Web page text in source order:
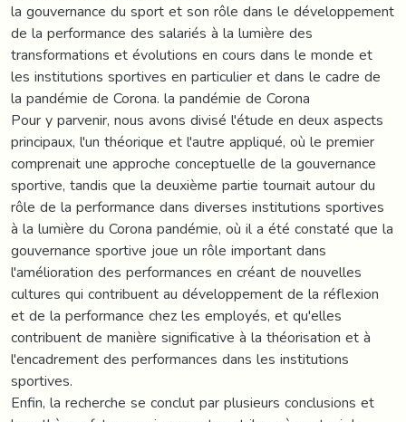
la gouvernance du sport et son rôle dans le développement
de la performance des salariés à la lumière des
transformations et évolutions en cours dans le monde et
les institutions sportives en particulier et dans le cadre de
la pandémie de Corona. la pandémie de Corona
Pour y parvenir, nous avons divisé l'étude en deux aspects
principaux, l'un théorique et l'autre appliqué, où le premier
comprenait une approche conceptuelle de la gouvernance
sportive, tandis que la deuxième partie tournait autour du
rôle de la performance dans diverses institutions sportives
à la lumière du Corona pandémie, où il a été constaté que la
gouvernance sportive joue un rôle important dans
l'amélioration des performances en créant de nouvelles
cultures qui contribuent au développement de la réflexion
et de la performance chez les employés, et qu'elles
contribuent de manière significative à la théorisation et à
l'encadrement des performances dans les institutions
sportives.
Enfin, la recherche se conclut par plusieurs conclusions et